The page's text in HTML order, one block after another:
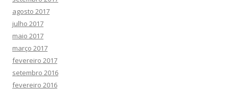
agosto 2017
julho 2017
maio 2017
março 2017
fevereiro 2017
setembro 2016
fevereiro 2016